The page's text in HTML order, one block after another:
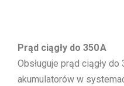
Prąd ciągły do 350 A
Obsługuje prąd ciągły do
akumulatorów w